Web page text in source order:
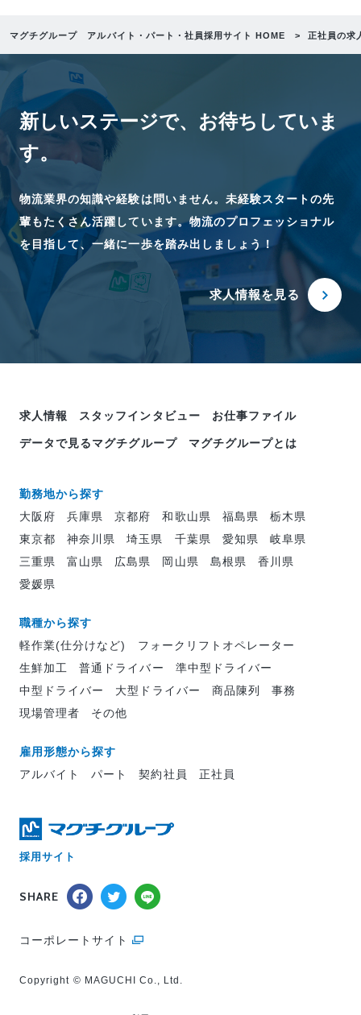
マグチグループ アルバイト・パート・社員採用サイト HOME 正社員の求
新しいステージで、 お待ちしていま
す。
物流業界の知識や経験は問いません。未経験スタートの先
輩もたくさん活躍しています。物流のプロフェッショナル
を目指して、一緒に一歩を踏み出しましょう！
求人情報を見る
求人情報 スタッフインタビュー お仕事ファイル
データで見るマグチグループ マグチグループとは
勤務地から探す
大阪府
兵庫県 京都府 和歌山県 福島県
栃木県
東京都
神奈川県 埼玉県 千葉県 愛知県
岐阜県
三重県
富山県 広島県 岡山県 島根県
香川県
愛媛県
職種から探す
軽作業(仕分けなど)
フォークリフトオペレーター
生鮮加工
普通ドライバー
準中型ドライバー
中型ドライバー
大型ドライバー 商品陳列
事務
現場管理者
その他
雇用形態から探す
アルバイト
パート 契約社員 正社員
採用サイト
SHARE
コーポレートサイト
Copyright © MAGUCHI Co., Ltd.